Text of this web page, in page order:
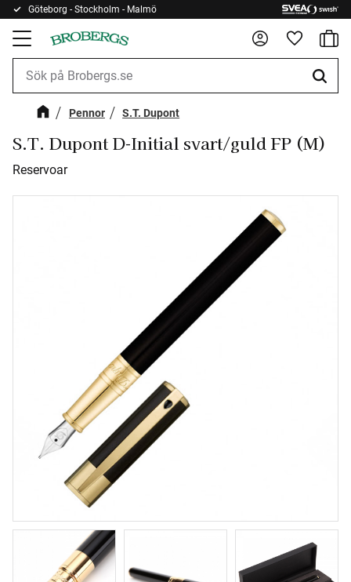
Meny
Göteborg - Stockholm - Malmö
Pennor S.T. Dupont
S.T. Dupont D-Initial svart/guld FP (M)
Reservoar